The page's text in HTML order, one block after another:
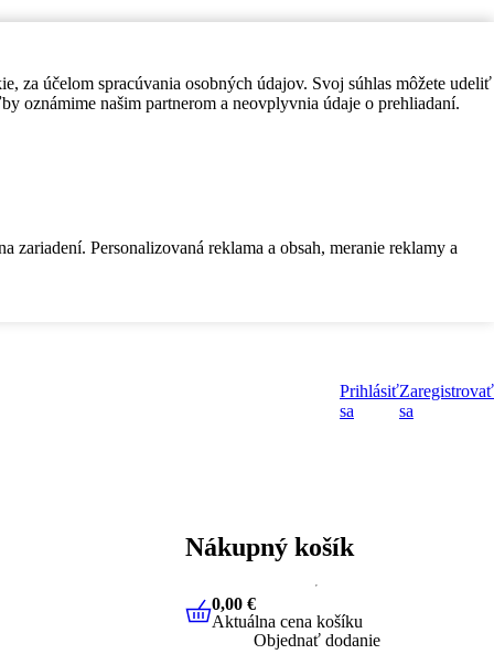
za účelom spracúvania osobných údajov. Svoj súhlas môžete udeliť
oznámime našim partnerom a neovplyvnia údaje o prehliadaní.
Personalizovaná reklama a obsah, meranie reklamy a
Prihlásiť
sa
Zaregistrovať
sa
Nákupný košík
0,00 €Aktuálna cena košíku
0,00 €
Aktuálna cena košíku
Objednať dodanie